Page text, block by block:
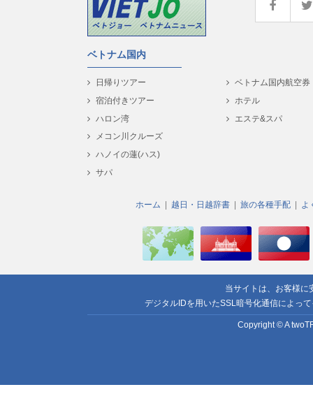
ベトナム国内
日帰りツアー
宿泊付きツアー
ハロン湾
メコン川クルーズ
ハノイの蓮(ハス)
サパ
ベトナム国内航空券
ホテル
エステ&スパ
ホーム 越日・日越辞書 旅の各種手配 よ
当サイトは、お客様に
デジタルIDを用いたSSL暗号化通信によっ
Copyright © A